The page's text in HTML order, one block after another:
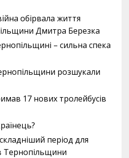
обірвала життя
Дмитра Березка
– сильна спека
розшукали
17 нових тролейбусів
період для
Тернопільщини